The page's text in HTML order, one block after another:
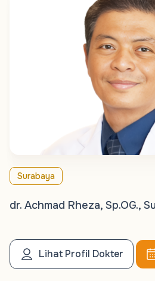
Surabaya
dr. Achmad Rheza, Sp.OG.,
Lihat Profil Dokter